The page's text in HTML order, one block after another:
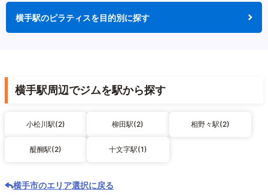
横手駅のピラティスを目的別に探す
横手駅周辺でジムを駅から探す
小松川駅(2) 柳田駅(2) 相野々駅(2)
醍醐駅(2) 十文字駅(1)
横手市のエリア選択に戻る